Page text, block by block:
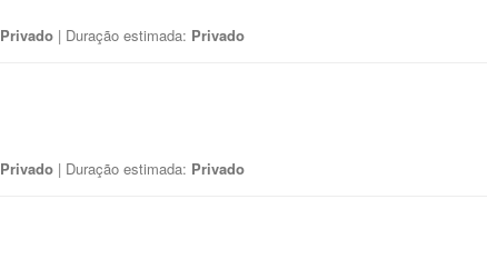
Privado | Duração estimada: Privado
Privado | Duração estimada: Privado